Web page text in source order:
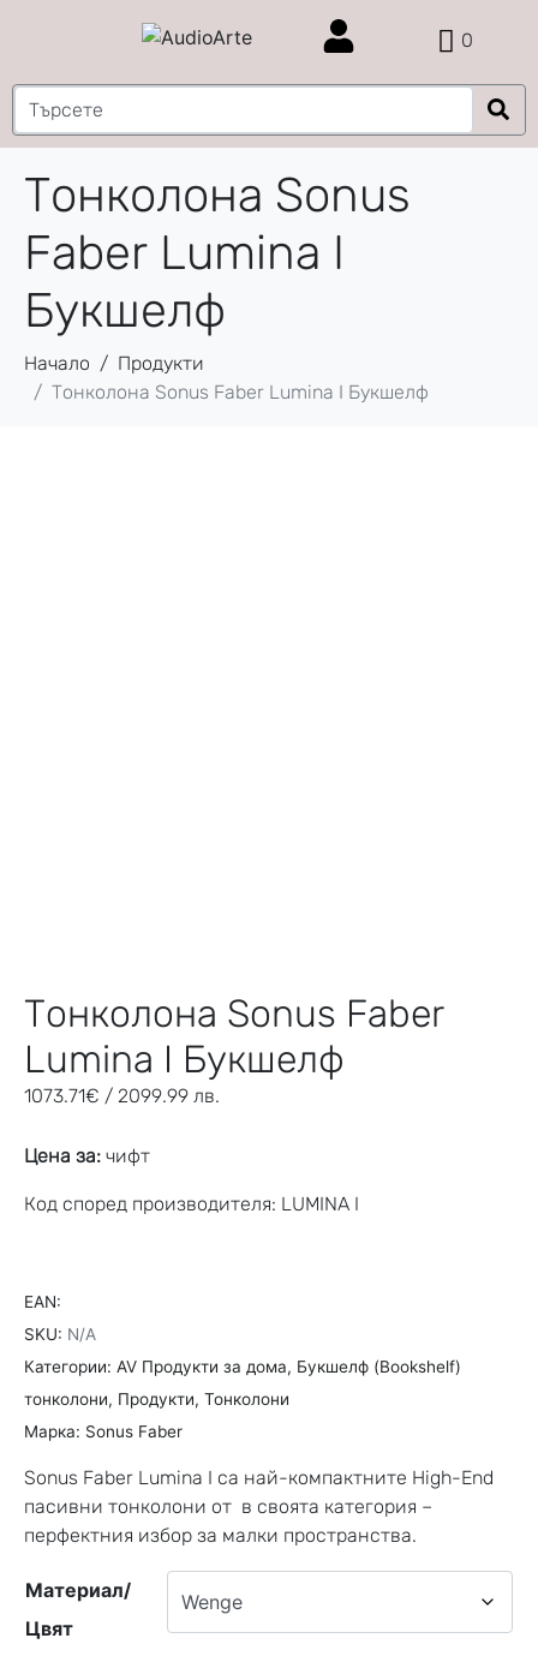
0
Тонколона Sonus
Faber Lumina I
Букшелф
Начало
Продукти
Тонколона Sonus Faber Lumina I Букшелф
Тонколона Sonus Faber
Lumina I Букшелф
1073.71€ / 2099.99 лв.
Цена за: чифт
Код според производителя: LUMINA I
EAN:
SKU: N/A
Категории: AV Продукти за дома, Букшелф (Bookshelf)
тонколони, Продукти, Тонколони
Марка: Sonus Faber
Sonus Faber Lumina I са най-компактните High-End
пасивни тонколони от в своята категория –
перфектния избор за малки пространства.
Материал/
Цвят